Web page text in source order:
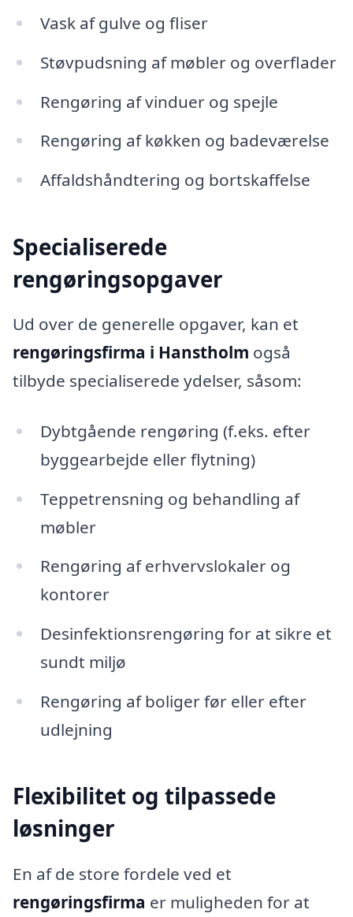
Vask af gulve og fliser
Støvpudsning af møbler og overflader
Rengøring af vinduer og spejle
Rengøring af køkken og badeværelse
Affaldshåndtering og bortskaffelse
Specialiserede
rengøringsopgaver
Ud over de generelle opgaver, kan et
rengøringsfirma i Hanstholm også
tilbyde specialiserede ydelser, såsom:
Dybtgående rengøring (f.eks. efter
byggearbejde eller flytning)
Teppetrensning og behandling af
møbler
Rengøring af erhvervslokaler og
kontorer
Desinfektionsrengøring for at sikre et
sundt miljø
Rengøring af boliger før eller efter
udlejning
Flexibilitet og tilpassede
løsninger
En af de store fordele ved et
rengøringsfirma er muligheden for at